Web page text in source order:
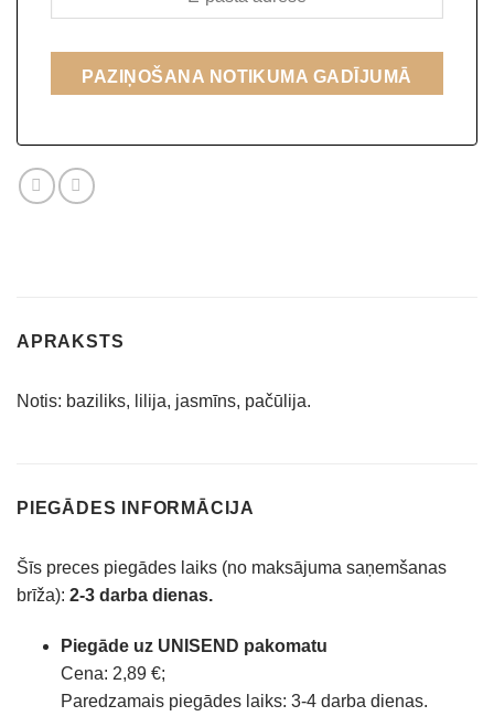
PAZIŅOŠANA NOTIKUMA GADĪJUMĀ
APRAKSTS
Notis: baziliks, lilija, jasmīns, pačūlija.
PIEGĀDES INFORMĀCIJA
Šīs preces piegādes laiks (no maksājuma saņemšanas
brīža): 2-3 darba dienas.
Piegāde uz UNISEND pakomatu
Cena: 2,89 €;
Paredzamais piegādes laiks: 3-4 darba dienas.